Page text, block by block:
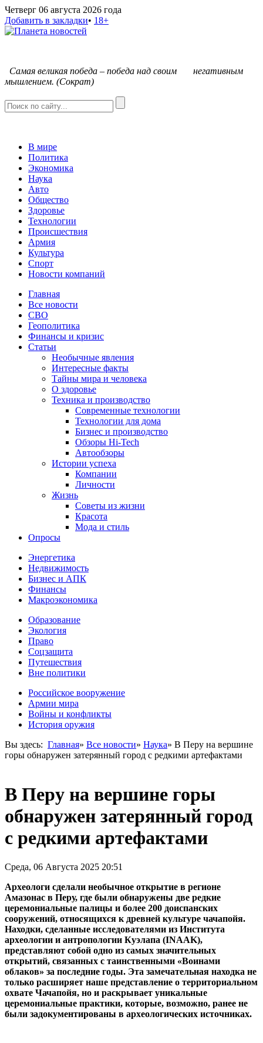
Четверг 06 августа 2026 года
Добавить в закладки• 18+
Самая великая победа – победа над своим негативным
мышлением. (Сократ)
В мире
Политика
Экономика
Наука
Авто
Общество
Здоровье
Технологии
Происшествия
Армия
Культура
Спорт
Новости компаний
Главная
Все новости
СВО
Геополитика
Финансы и кризис
Статьи
Необычные явления
Интересные факты
Тайны мира и человека
О здоровье
Техника и производство
Современные технологии
Технологии для дома
Бизнес и производство
Обзоры Hi-Tech
Автообзоры
Истории успеха
Компании
Личности
Жизнь
Советы из жизни
Красота
Мода и стиль
Опросы
Энергетика
Недвижимость
Бизнес и АПК
Финансы
Макроэкономика
Образование
Экология
Право
Соцзащита
Путешествия
Вне политики
Российское вооружение
Армии мира
Войны и конфликты
История оружия
Вы здесь: Главная» Все новости» Наука» В Перу на вершине
горы обнаружен затерянный город с редкими артефактами
В Перу на вершине горы
обнаружен затерянный город
с редкими артефактами
Среда, 06 Августа 2025 20:51
Археологи сделали необычное открытие в регионе
Амазонас в Перу, где были обнаружены две редкие
церемониальные палицы и более 200 доиспанских
сооружений, относящихся к древней культуре чачапойя.
Находки, сделанные исследователями из Института
археологии и антропологии Куэлапа (INAAK),
представляют собой одно из самых значительных
открытий, связанных с таинственными «Воинами
облаков» за последние годы. Эта замечательная находка не
только расширяет наше представление о территориальном
охвате Чачапойя, но и раскрывает уникальные
церемониальные практики, которые, возможно, ранее не
были задокументированы в археологических источниках.